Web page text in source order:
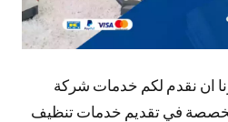
ان نقدم لكم خدمات شركة
في تقديم خدمات تنظيف